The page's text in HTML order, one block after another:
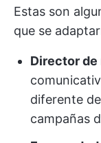
Estas son
que se
Director
diferente
campañas